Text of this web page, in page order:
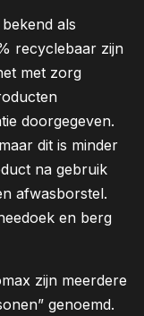
als
recyclebaar zijn
met zorg
doorgegeven.
dit is minder
na gebruik
afwasborstel.
en berg
zijn meerdere
genoemd.